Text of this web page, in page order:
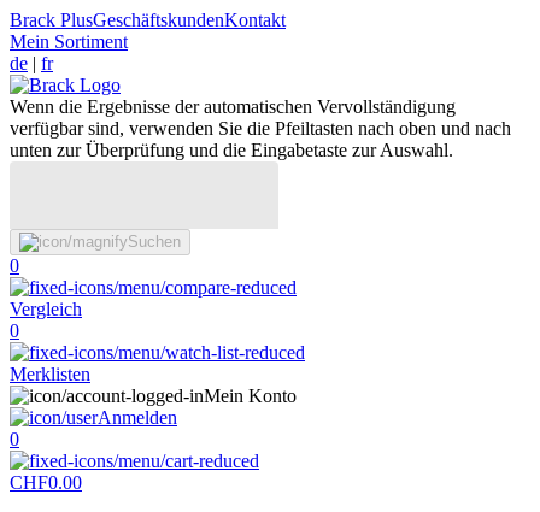
Brack PlusGeschäftskundenKontakt
Mein Sortiment
de | fr
Wenn die Ergebnisse der automatischen Vervollständigung
verfügbar sind, verwenden Sie die Pfeiltasten nach oben und nach
unten zur Überprüfung und die Eingabetaste zur Auswahl.
Suchen
0
Vergleich
0
Merklisten
Mein Konto
Anmelden
0
CHF0.00